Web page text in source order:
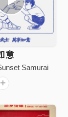
意
Samurai